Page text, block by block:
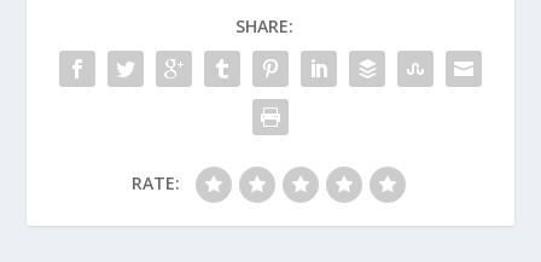
SHARE:
RATE: